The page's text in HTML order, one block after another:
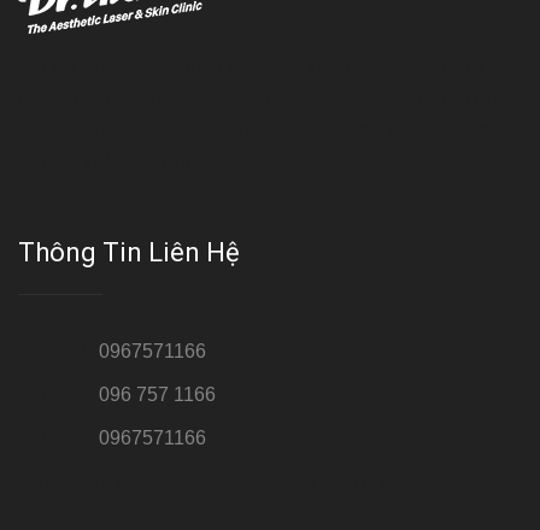
Thông Tin Liên Hệ
0967571166
096 757 1166
0967571166